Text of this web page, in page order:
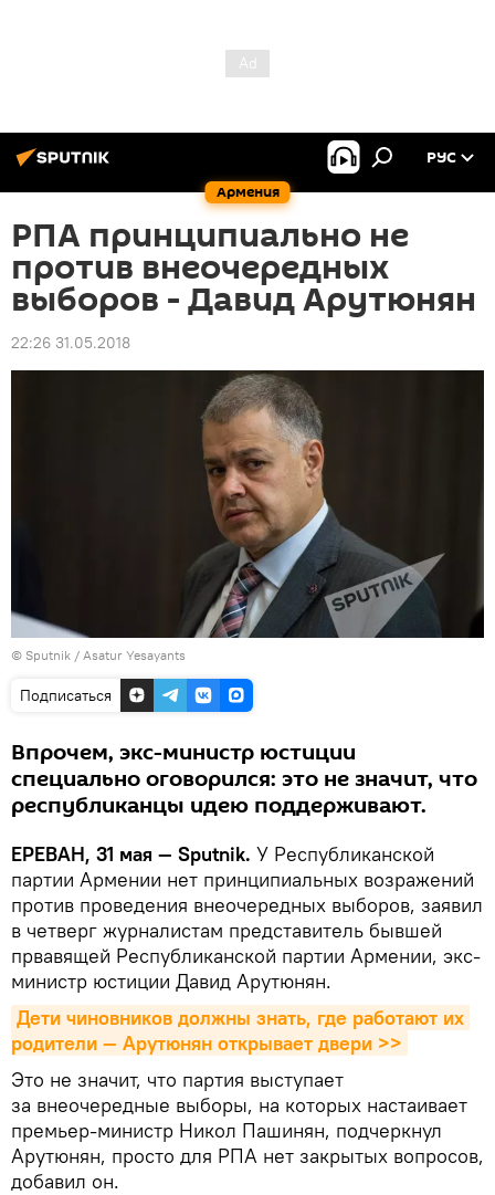
Армения
РУС
РПА принципиально не
против внеочередных
выборов - Давид Арутюнян
22:26 31.05.2018
© Sputnik / Asatur Yesayants
Подписаться
Впрочем, экс-министр юстиции
специально оговорился: это не значит, что
республиканцы идею поддерживают.
ЕРЕВАН, 31 мая — Sputnik. У Республиканской
партии Армении нет принципиальных возражений
против проведения внеочередных выборов, заявил
в четверг журналистам представитель бывшей
првавящей Республиканской партии Армении, экс-
министр юстиции Давид Арутюнян.
Дети чиновников должны знать, где работают их
родители — Арутюнян открывает двери >>
Это не значит, что партия выступает
за внеочередные выборы, на которых настаивает
премьер-министр Никол Пашинян, подчеркнул
Арутюнян, просто для РПА нет закрытых вопросов,
добавил он.